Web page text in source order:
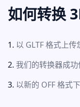
如何转换
以 GLTF 格式上传
我们的转换器成
以新的 OFF 格式下